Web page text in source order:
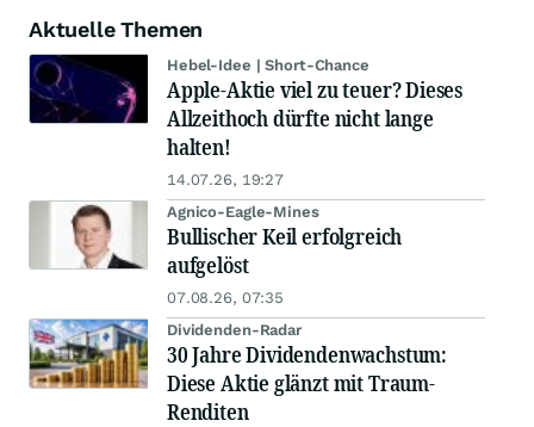
Aktuelle Themen
Hebel-Idee | Short-Chance
Apple-Aktie viel zu teuer? Dieses
Allzeithoch dürfte nicht lange
halten!
14.07.26, 19:27
Agnico-Eagle-Mines
Bullischer Keil erfolgreich
aufgelöst
07.08.26, 07:35
Dividenden-Radar
30 Jahre Dividendenwachstum:
Diese Aktie glänzt mit Traum-
Renditen